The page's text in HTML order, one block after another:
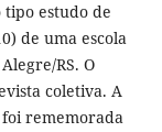
tipo estudo de
de uma escola
RS. O
coletiva. A
rememorada